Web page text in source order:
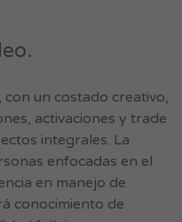
un costado creativo,
activaciones y trade
integrales. La
enfocadas en el
en manejo de
conocimiento de